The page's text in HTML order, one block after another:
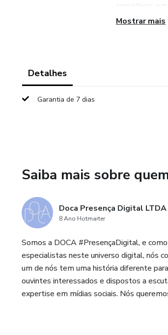
seguidores
Mostrar mais
Detalhes
Garantia de 7 dias
Saiba mais sobre
Doca Presença Digital LTDA
8 Ano Hotmarter
Somos a DOCA #PresençaDigital, e
especialistas neste universo digital, nós
um de nós tem uma história diferente
ouvintes interessados e dispostos a
expertise em mídias sociais. Nós